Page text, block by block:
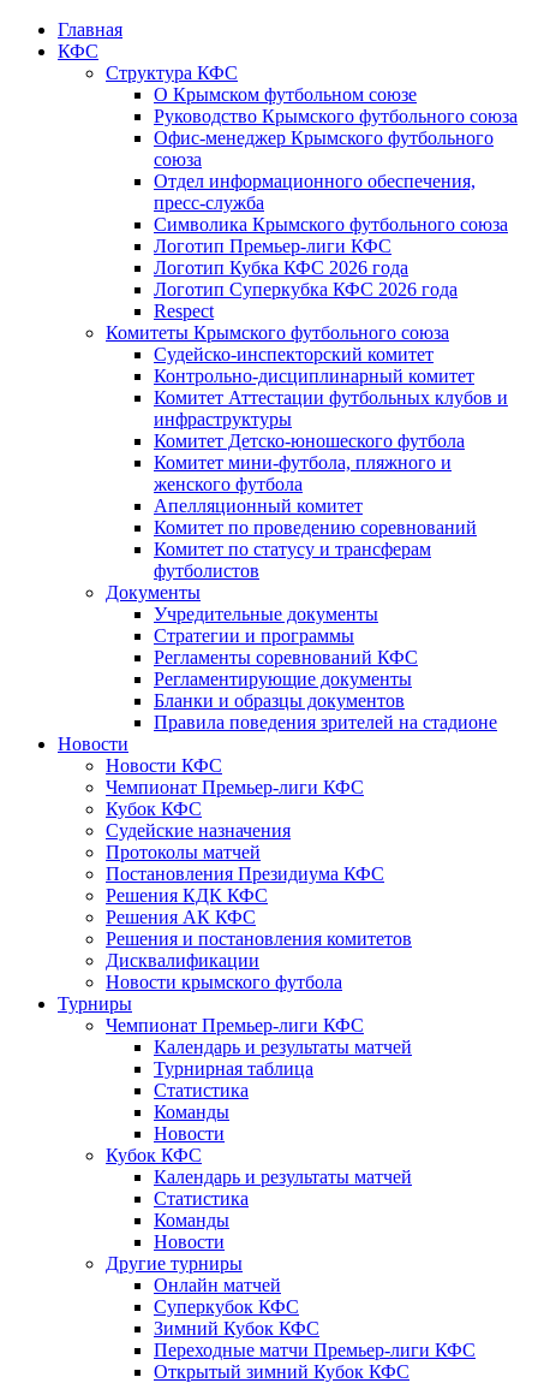
Главная
КФС
Структура КФС
О Крымском футбольном союзе
Руководство Крымского футбольного союза
Офис-менеджер Крымского футбольного
союза
Отдел информационного обеспечения,
пресс-служба
Символика Крымского футбольного союза
Логотип Премьер-лиги КФС
Логотип Кубка КФС 2026 года
Логотип Суперкубка КФС 2026 года
Respect
Комитеты Крымского футбольного союза
Судейско-инспекторский комитет
Контрольно-дисциплинарный комитет
Комитет Аттестации футбольных клубов и
инфраструктуры
Комитет Детско-юношеского футбола
Комитет мини-футбола, пляжного и
женского футбола
Апелляционный комитет
Комитет по проведению соревнований
Комитет по статусу и трансферам
футболистов
Документы
Учредительные документы
Стратегии и программы
Регламенты соревнований КФС
Регламентирующие документы
Бланки и образцы документов
Правила поведения зрителей на стадионе
Новости
Новости КФС
Чемпионат Премьер-лиги КФС
Кубок КФС
Судейские назначения
Протоколы матчей
Постановления Президиума КФС
Решения КДК КФС
Решения АК КФС
Решения и постановления комитетов
Дисквалификации
Новости крымского футбола
Турниры
Чемпионат Премьер-лиги КФС
Календарь и результаты матчей
Турнирная таблица
Статистика
Команды
Новости
Кубок КФС
Календарь и результаты матчей
Статистика
Команды
Новости
Другие турниры
Онлайн матчей
Суперкубок КФС
Зимний Кубок КФС
Переходные матчи Премьер-лиги КФС
Открытый зимний Кубок КФС